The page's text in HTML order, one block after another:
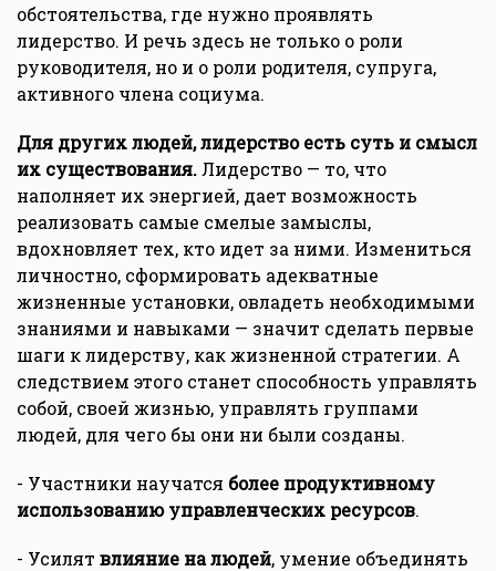
обстоятельства, где нужно проявлять
лидерство. И речь здесь не только о роли
руководителя, но и о роли родителя, супруга,
активного члена социума.
Для других людей, лидерство есть суть и смысл
их существования. Лидерство — то, что
наполняет их энергией, дает возможность
реализовать самые смелые замыслы,
вдохновляет тех, кто идет за ними. Измениться
личностно, сформировать адекватные
жизненные установки, овладеть необходимыми
знаниями и навыками — значит сделать первые
шаги к лидерству, как жизненной стратегии. А
следствием этого станет способность управлять
собой, своей жизнью, управлять группами
людей, для чего бы они ни были созданы.
- Участники научатся более продуктивному
использованию управленческих ресурсов.
- Усилят влияние на людей, умение объединять